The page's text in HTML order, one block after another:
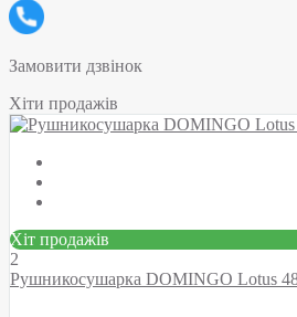
Замовити дзвінок
Хіти продажів
Хіт продажів
2
Рушникосушарка DOMINGO Lotus